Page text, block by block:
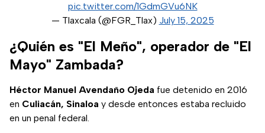
pic.twitter.com/1GdmGVu6NK
— Tlaxcala (@FGR_Tlax) July 15, 2025
¿Quién es "El Meño", operador de "El
Mayo" Zambada?
Héctor Manuel Avendaño Ojeda fue detenido en 2016
en Culiacán, Sinaloa y desde entonces estaba recluido
en un penal federal.